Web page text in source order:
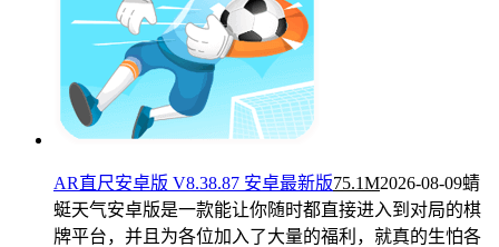
AR直尺安卓版 V8.38.87 安卓最新版75.1M2026-08-09蜻
蜓天气安卓版是一款能让你随时都直接进入到对局的棋
牌平台，并且为各位加入了大量的福利，就真的生怕各